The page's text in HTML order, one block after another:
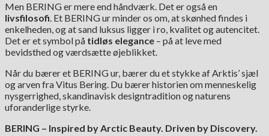
Men BERING er mere end håndværk. Det er også en
livsfilosofi. Et BERING ur minder os om, at skønhed findes i
enkelheden, og at sand luksus ligger i ro, kvalitet og autencitet.
Det er et symbol på tidløs elegance – på at leve med
bevidsthed og værdsætte øjeblikket.
Når du bærer et BERING ur, bærer du et stykke af Arktis’ sjæl
og arven fra Vitus Bering. Du bærer historien om menneskelig
nysgerrighed, skandinavisk designtradition og naturens
uforanderlige styrke.
BERING – Inspired by Arctic Beauty. Driven by Discovery.